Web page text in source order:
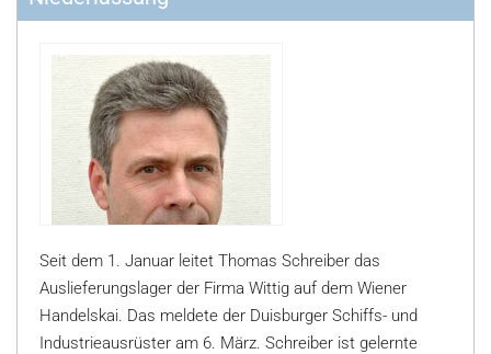
Seit dem 1. Januar leitet Thomas Schreiber das
Auslieferungslager der Firma Wittig auf dem Wiener
Handelskai. Das meldete der Duisburger Schiffs- und
Industrieausrüster am 6. März. Schreiber ist gelernte